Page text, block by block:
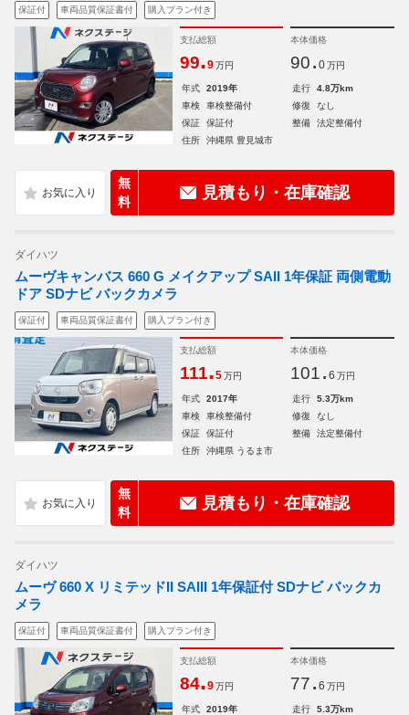
保証付 車両品質保証書付 購入プラン付き
支払総額
99.9 万円
本体価格
90. 0 万円
年式 2019年 走行
4.8万km
車検
車検整備付 修復
なし
保証
保証付 整備
法定整備付
住所
沖縄県 豊見城市
無
料
見積もり・在庫確認
ダイハツ
ムーヴキャンバス 660 G メイクアップ SAII 1年保証 両側電動
ドア SDナビ バックカメラ
保証付 車両品質保証書付 購入プラン付き
支払総額
111.5 万円
本体価格
101. 6 万円
年式 2017年 走行
5.3万km
車検
車検整備付 修復
なし
保証
保証付 整備
法定整備付
住所
沖縄県 うるま市
無
料
見積もり・在庫確認
ダイハツ
ムーヴ 660 X リミテッドII SAIII 1年保証付 SDナビ バックカ
メラ
保証付 車両品質保証書付 購入プラン付き
支払総額
84.9 万円
本体価格
77. 6 万円
年式 2019年 走行 5.3万km